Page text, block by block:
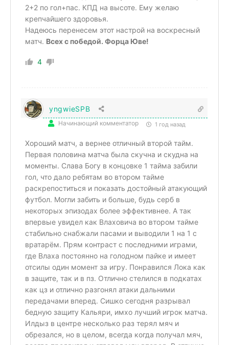
2+2 по гол+пас. КПД на высоте. Ему желаю
крепчайшего здоровья.
Надеюсь перенесем этот настрой на воскресный
матч. Всех с победой. Форца Юве!
4
yngwieSPB
Начинающий комментатор 1 год назад
Хороший матч, а вернее отличный второй тайм.
Первая половина матча была скучна и скудна на
моменты. Слава Богу в концовке 1 тайма забили
гол, что дало ребятам во втором тайме
раскрепоститься и показать достойный атакующий
футбол. Могли забить и больше, будь серб в
некоторых эпизодах более эффективнее. А так
впервые увидел как Влаховича во втором тайме
стабильно снабжали пасами и выводили 1 на 1 с
вратарём. Прям контраст с последними играми,
где Влаха постоянно на голодном пайке и имеет
отсилы один момент за игру. Понравился Лока как
в защите, так и в пз. Отлично стелился в подкатах
как цз и отлично разгонял атаки дальними
передачами вперед. Сишко сегодня разрывал
бедную защиту Кальяри, имхо лучший игрок матча.
Илдыз в центре несколько раз терял мяч и
обрезался, но в целом, всегда когда получал мяч,